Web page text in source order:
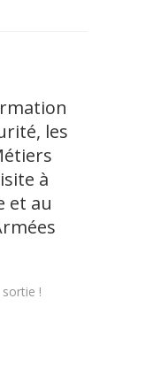
les
à
et au
!